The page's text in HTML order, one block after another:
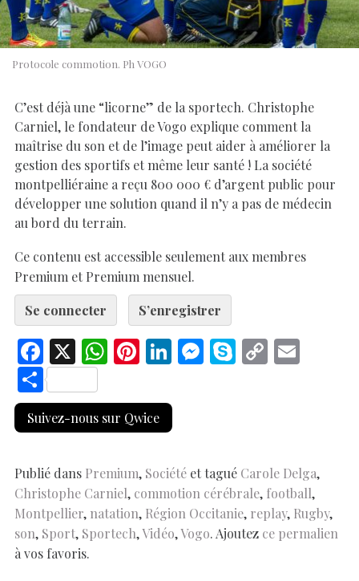
Protocole commotion. Ph VOGO
C’est déjà une “licorne” de la sportech. Christophe
Carniel, le fondateur de Vogo explique comment la
maîtrise du son et de l’image peut aider à améliorer la
gestion des sportifs et même leur santé ! La société
montpelliéraine a reçu 800 000 € d’argent public pour
développer une solution quand il n’y a pas de médecin
au bord du terrain.
Ce contenu est accessible seulement aux membres
Premium et Premium mensuel.
Se connecter
S’enregistrer
F
ac
e
b
o
k
X W
at
s
p
p
Pi
er
es
Li
k
e
n
M
er
S C
n
k
S
h
ar
Suivez-nous sur Qwice
Publié dans Premium, Société et tagué Carole Delga,
Christophe Carniel, commotion cérébrale, football,
Montpellier, natation, Région Occitanie, replay, Rugby,
son, Sport, Sportech,Vidéo,Vogo. Ajoutez ce permalien
à vos favoris.